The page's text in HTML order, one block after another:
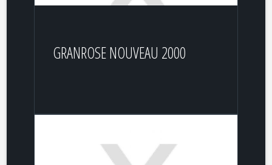
GRANROSE NOUVEAU 2000